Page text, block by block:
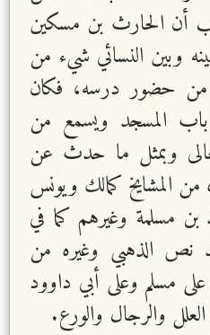
أن الحارث بن مسكين
وبين النسائي شيء من
من حضور درسه، فكان
المسجد ويسمع من
وبمثل ما حدث عن
المشايخ كمالك ويونس
مسلمة وغيرهم كما في
نص الذهبي وغيره من
على مسلم وعلى أبي داوود
والرجال والورع.